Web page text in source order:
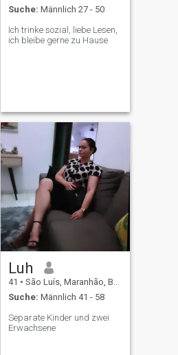
Suche: Männlich 27 - 50
Ich trinke sozial, liebe Lesen,
ich bleibe gerne zu Hause
Luh
41 • São Luís, Maranhão, Brasilien
Suche: Männlich 41 - 58
Separate Kinder und zwei
Erwachsene